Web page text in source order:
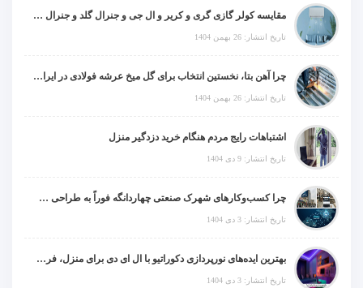
مقایسه کولر گازی گری و کریر و ال جی و جنرال گلد و جنرال شکار و سامسونگ و یونیوا
تاریخ انتشار: 26 بهمن 1404
چرا آهن بتا، نخستین انتخاب برای گل میخ عرشه فولادی در ایران است؟
تاریخ انتشار: 26 بهمن 1404
اشتباهات رایج مردم هنگام خرید دزدگیر منزل
تاریخ انتشار: 9 دی 1404
چرا کسب‌وکارهای شهرک صنعتی چهاردانگه فوراً به طراحی سایت نیاز دارند؟
تاریخ انتشار: 3 دی 1404
بهترین ایده‌های نورپردازی دکوراتیو با ال ای دی برای منزل، فروشگاه و دفتر کار
تاریخ انتشار: 3 دی 1404